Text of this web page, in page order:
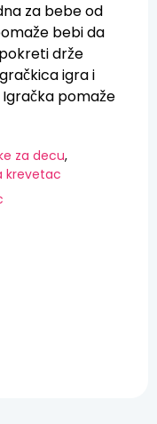
za bebe od
bebi da
drže
igra i
pomaže
za decu,
krevetac